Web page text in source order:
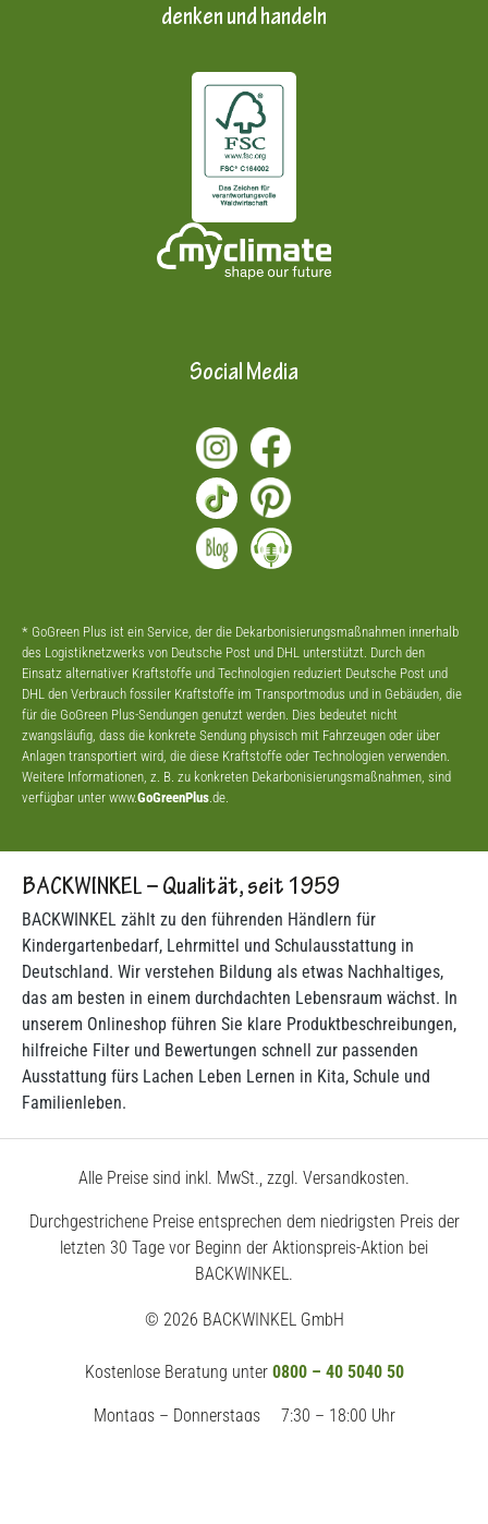
denken und handeln
Social Media
* GoGreen Plus ist ein Service, der die Dekarbonisierungsmaßnahmen innerhalb
des Logistiknetzwerks von Deutsche Post und DHL unterstützt. Durch den
Einsatz alternativer Kraftstoffe und Technologien reduziert Deutsche Post und
DHL den Verbrauch fossiler Kraftstoffe im Transportmodus und in Gebäuden, die
für die GoGreen Plus-Sendungen genutzt werden. Dies bedeutet nicht
zwangsläufig, dass die konkrete Sendung physisch mit Fahrzeugen oder über
Anlagen transportiert wird, die diese Kraftstoffe oder Technologien verwenden.
Weitere Informationen, z. B. zu konkreten Dekarbonisierungsmaßnahmen, sind
verfügbar unter www.GoGreenPlus.de.
BACKWINKEL – Qualität, seit 1959
BACKWINKEL zählt zu den führenden Händlern für
Kindergartenbedarf, Lehrmittel und Schulausstattung in
Deutschland. Wir verstehen Bildung als etwas Nachhaltiges,
das am besten in einem durchdachten Lebensraum wächst. In
unserem Onlineshop führen Sie klare Produktbeschreibungen,
hilfreiche Filter und Bewertungen schnell zur passenden
Ausstattung fürs Lachen Leben Lernen in Kita, Schule und
Familienleben.
Alle Preise sind inkl. MwSt., zzgl. Versandkosten.
Durchgestrichene Preise entsprechen dem niedrigsten Preis der
letzten 30 Tage vor Beginn der Aktionspreis-Aktion bei
BACKWINKEL.
© 2026 BACKWINKEL GmbH
Kostenlose Beratung unter 0800 – 40 5040 50
Montags – Donnerstags
7:30 – 18:00 Uhr